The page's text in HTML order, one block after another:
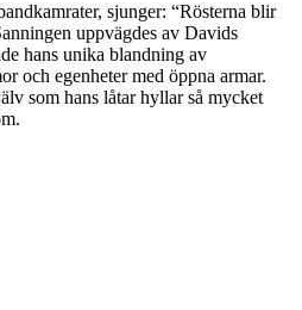
sjunger: “Rösterna blir
uppvägdes av Davids
hans unika blandning av
och egenheter med öppna armar.
som hans låtar hyllar så mycket